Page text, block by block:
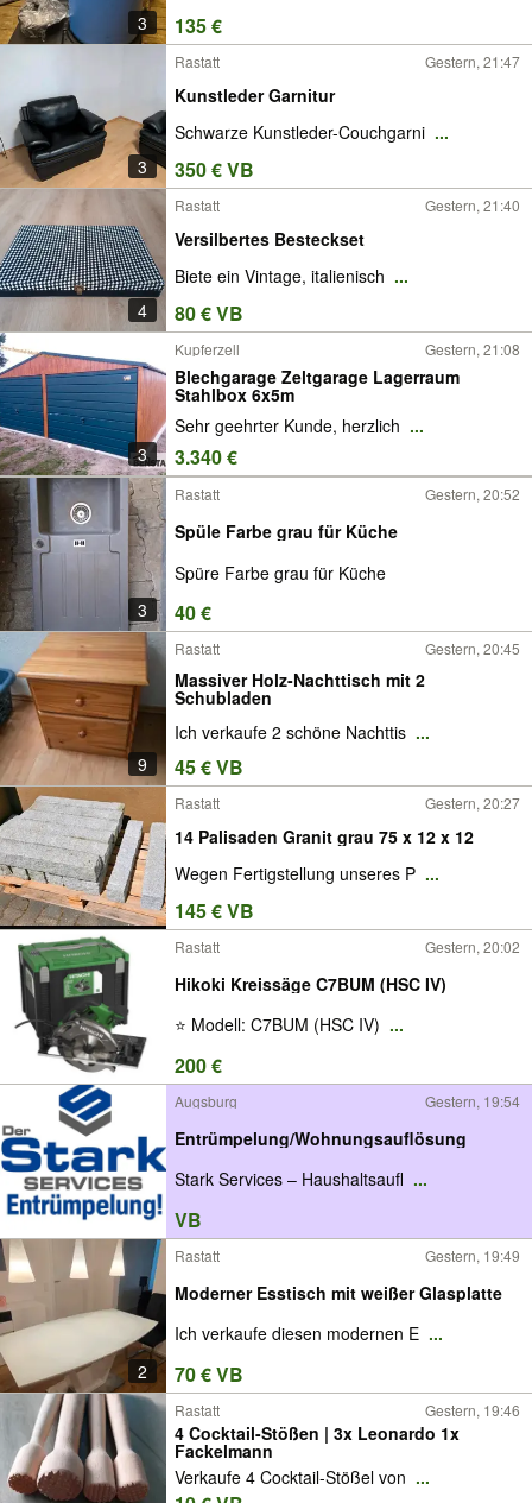
3 135 €
3
Rastatt Gestern, 21:47
Kunstleder Garnitur
Schwarze Kunstleder-Couchgarni ...
350 € VB
4
Rastatt Gestern, 21:40
Versilbertes Besteckset
Biete ein Vintage, italienisch ...
80 € VB
3
Kupferzell Gestern, 21:08
Blechgarage Zeltgarage Lagerraum
Stahlbox 6x5m
Sehr geehrter Kunde, herzlich ...
3.340 €
3
Rastatt Gestern, 20:52
Spüle Farbe grau für Küche
Spüre Farbe grau für Küche
40 €
9
Rastatt Gestern, 20:45
Massiver Holz-Nachttisch mit 2
Schubladen
Ich verkaufe 2 schöne Nachttis ...
45 € VB
Rastatt Gestern, 20:27
14 Palisaden Granit grau 75 x 12 x 12
Wegen Fertigstellung unseres P ...
145 € VB
Rastatt Gestern, 20:02
Hikoki Kreissäge C7BUM (HSC IV)
⭐ Modell: C7BUM (HSC IV) ...
200 €
Augsburg Gestern, 19:54
Entrümpelung/Wohnungsauflösung
Stark Services – Haushaltsaufl ...
VB
2
Rastatt Gestern, 19:49
Moderner Esstisch mit weißer Glasplatte
Ich verkaufe diesen modernen E ...
70 € VB
Rastatt Gestern, 19:46
4 Cocktail-Stößen | 3x Leonardo 1x
Fackelmann
Verkaufe 4 Cocktail-Stößel von ...